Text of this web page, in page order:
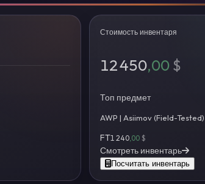
Стоимость инвентаря
12 450,00$
Топ предмет
AWP | Asiimov (Field-Tested)
FT1 240 ,00 $
Смотреть инвентарь
Посчитать инвентарь